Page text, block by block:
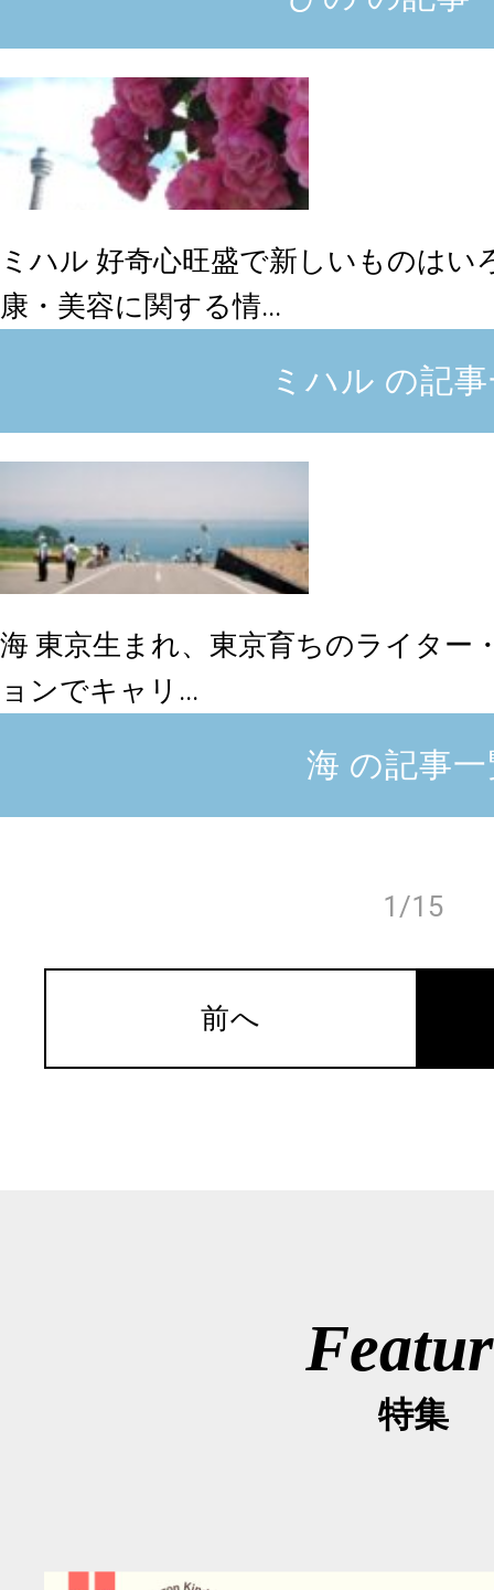
ミハル 好奇心旺盛で新しいものはい
康・美容に関する情...
ミハル の記
海 東京生まれ、東京育ちのライター
ョンでキャリ...
海 の記事
1/15
前へ
特集